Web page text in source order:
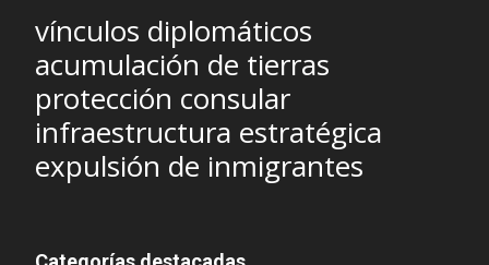
vínculos diplomáticos
acumulación de tierras
protección consular
infraestructura estratégica
expulsión de inmigrantes